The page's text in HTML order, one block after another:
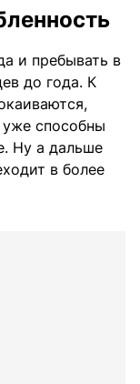
и пребывать в
до года. К
способны
Ну а дальше
в более